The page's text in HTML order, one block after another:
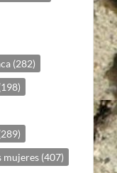
(282)
mujeres (407)